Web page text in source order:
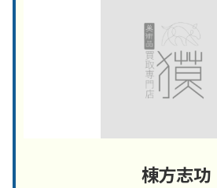
棟方志功